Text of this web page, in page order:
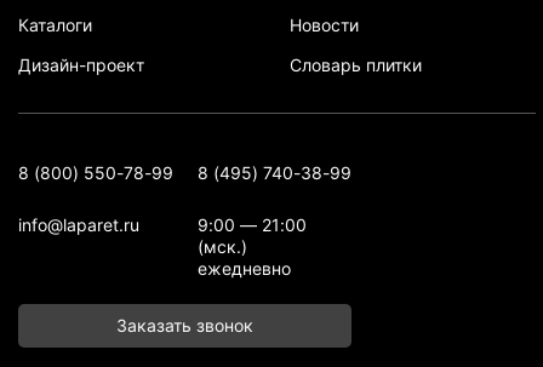
Каталоги
Дизайн-проект
Новости
Словарь плитки
8 (800) 550-78-99 8 (495) 740-38-99
info@laparet.ru
9:00 — 21:00
(мск.)
ежедневно
Заказать звонок